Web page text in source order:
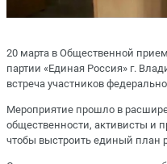
20 марта в Общественной
партии «Единая Россия» г.
встреча участников
Мероприятие прошло в
общественности, активисты и
чтобы выстроить единый план